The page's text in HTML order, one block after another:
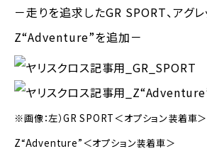
－走りを追求したGR SPORT、アグ
Z“Adventure”を追加－
※画像：左）GR SPORT＜オプション装着車＞
Z“Adventure”＜オプション装着車＞